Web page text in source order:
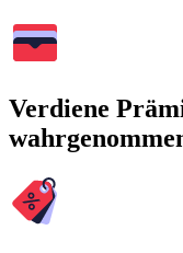
Verdiene